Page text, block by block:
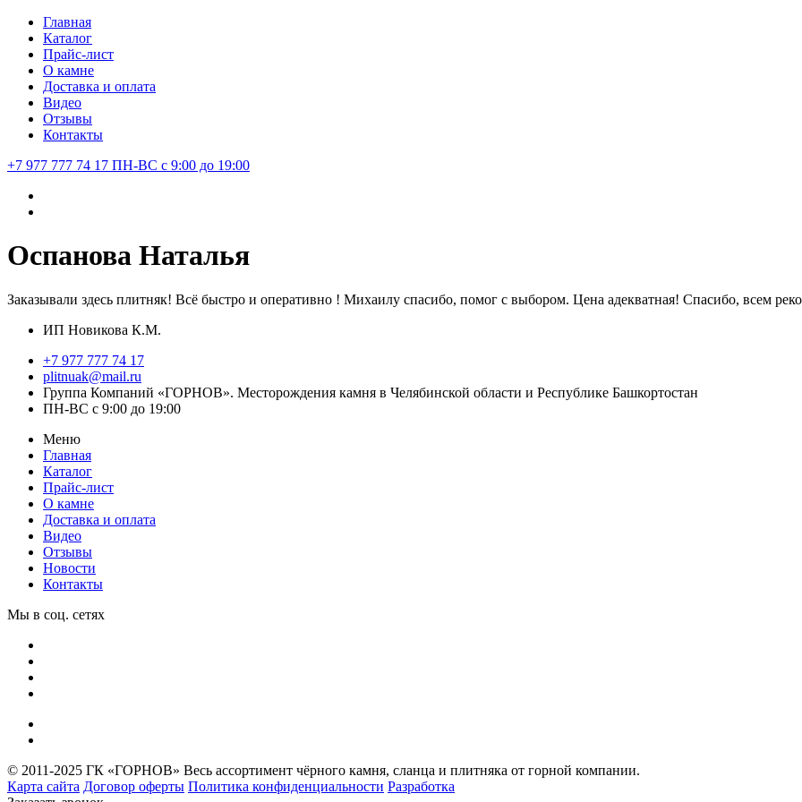
Главная
Каталог
Прайс-лист
О камне
Доставка и оплата
Видео
Отзывы
Контакты
+7 977 777 74 17 ПН-ВС с 9:00 до 19:00
Оспанова Наталья
Заказывали здесь плитняк! Всё быстро и оперативно ! Михаилу спасибо, помог с выбором. Цена адекватная! Спасибо, всем
ИП Новикова К.М.
+7 977 777 74 17
plitnuak@mail.ru
Группа Компаний «ГОРНОВ». Месторождения камня в Челябинской области и Республике Башкортостан
ПН-ВС с 9:00 до 19:00
Меню
Главная
Каталог
Прайс-лист
О камне
Доставка и оплата
Видео
Отзывы
Новости
Контакты
Мы в соц. сетях
© 2011-2025 ГК «ГОРНОВ» Весь ассортимент чёрного камня, сланца и плитняка от горной компании.
Карта сайта Договор оферты Политика конфиденциальности Разработка